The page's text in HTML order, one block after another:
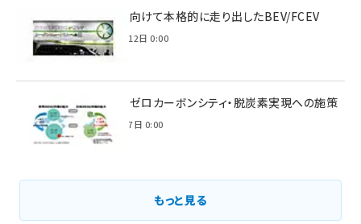
脱炭素に向けて本格的に走り出したBEV/FCEV
2022年6月12日 0:00
環境省のゼロカーボンシティ・脱炭素実現への施策
2021年3月7日 0:00
もっと見る